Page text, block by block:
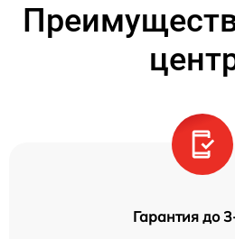
Гарантия до